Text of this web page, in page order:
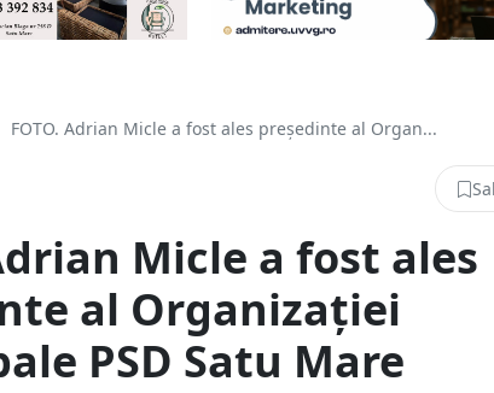
FOTO. Adrian Micle a fost ales președinte al Organ...
Micle a fost ales
al Organizației
PSD Satu Mare